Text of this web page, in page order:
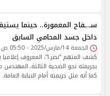
سـ.ـفاح المعمورة.. حينما
داخل جسد المحامي السابق
الجمعة 14/مارس/2025 - 05:50 ص
كشف المتهم “نصر.ا”، المعروف إعلاميا
بجريمته نحو الضحية الثالثة،
كما أنه مثل جريمته أمام النيابة العامة.